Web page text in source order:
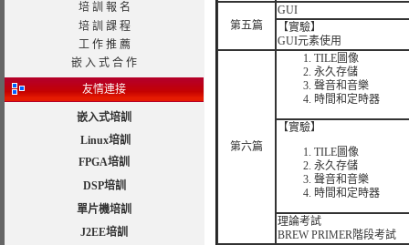
培 訓 報 名
培 訓 課 程
工 作 推 薦
嵌 入 式 合 作
友情連接
嵌入式培訓
Linux培訓
FPGA培訓
DSP培訓
單片機培訓
J2EE培訓
第五篇
GUI
【實驗】
GUI元素使用
第六篇
TILE圖像
永久存儲
聲音和音樂
時間和定時器
【實驗】
TILE圖像
永久存儲
聲音和音樂
時間和定時器
理論考試
BREW PRIMER階段考試